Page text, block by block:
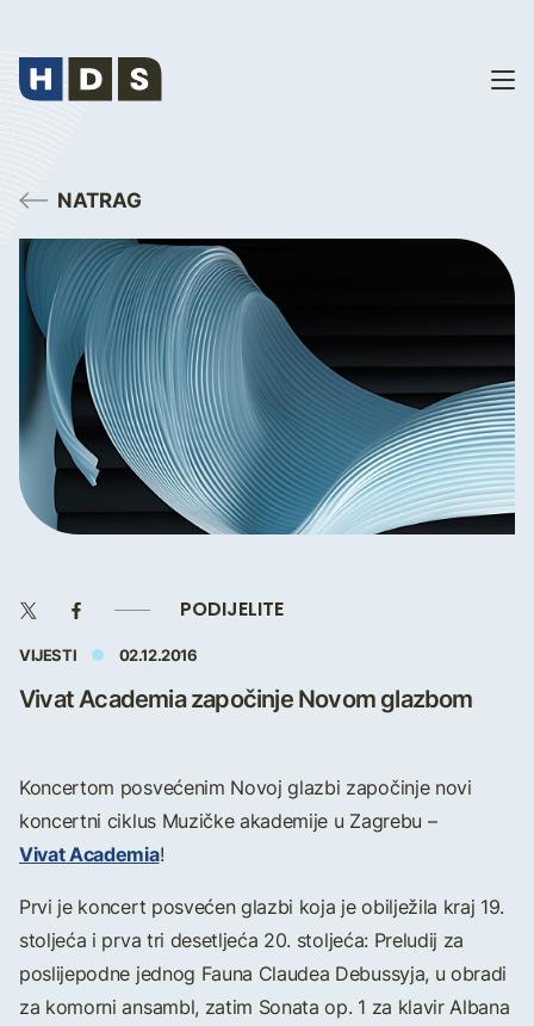
NATRAG
PODIJELITE
VIJESTI 02.12.2016
Vivat Academia započinje Novom glazbom
Koncertom posvećenim Novoj glazbi započinje novi
koncertni ciklus Muzičke akademije u Zagrebu –
Vivat Academia!
Prvi je koncert posvećen glazbi koja je obilježila kraj 19.
stoljeća i prva tri desetljeća 20. stoljeća: Preludij za
poslijepodne jednog Fauna Claudea Debussyja, u obradi
za komorni ansambl, zatim Sonata op. 1 za klavir Albana